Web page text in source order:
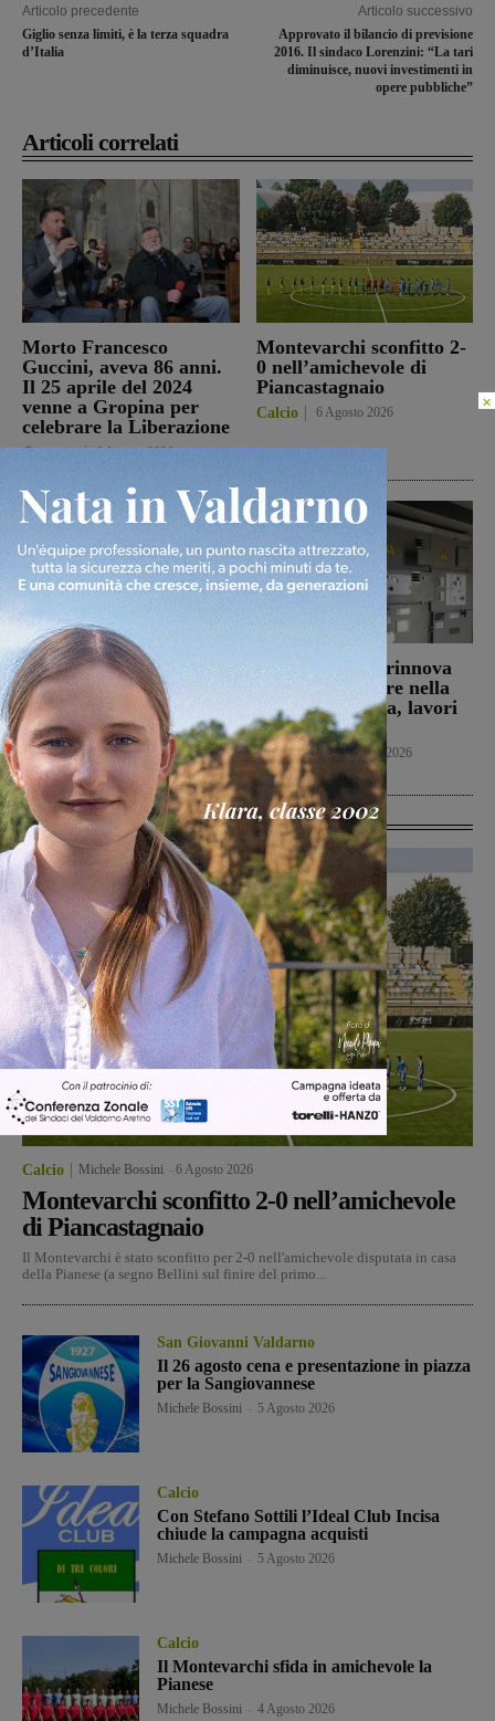
Articolo precedente
Giglio senza limiti, è la terza squadra
d’Italia
Articolo successivo
Approvato il bilancio di previsione
2016. Il sindaco Lorenzini: “La tari
diminuisce, nuovi investimenti in
opere pubbliche”
Articoli correlati
Morto Francesco
Guccini, aveva 86 anni.
Il 25 aprile del 2024
venne a Gropina per
celebrare la Liberazione
Cronaca 6 Agosto 2026
Montevarchi sconfitto 2-
0 nell’amichevole di
Piancastagnaio
Calcio 6 Agosto 2026
Figline e Incisa:
approvate le riduzioni
Tari per cittadini e
utenze non domestiche
Figline Incisa Valdarno
6 Agosto 2026
Reggello: Enel rinnova
un trasformatore nella
cabina di Cascia, lavori
il 7 agosto
Attualità 6 Agosto 2026
Ultime Calcio
Calcio Michele Bossini 6 Agosto 2026
Montevarchi sconfitto 2-0 nell’amichevole
di Piancastagnaio
Il Montevarchi è stato sconfitto per 2-0 nell'amichevole disputata in casa
della Pianese (a segno Bellini sul finire del primo...
San Giovanni Valdarno
Il 26 agosto cena e presentazione in piazza
per la Sangiovannese
Michele Bossini 5 Agosto 2026
Calcio
Con Stefano Sottili l’Ideal Club Incisa
chiude la campagna acquisti
Michele Bossini 5 Agosto 2026
Calcio
Il Montevarchi sfida in amichevole la
Pianese
Michele Bossini 4 Agosto 2026
×